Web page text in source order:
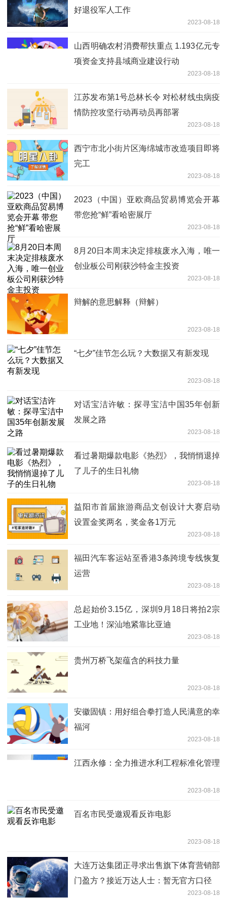
好退役军人工作
2023-08-18
山西明确农村消费帮扶重点 1.193亿元专
项资金支持县域商业建设行动
2023-08-18
江苏发布第1号总林长令 对松材线虫病疫
情防控攻坚行动再动员再部署
2023-08-18
西宁市北小街片区海绵城市改造项目即将
完工
2023-08-18
2023（中国）亚欧商品贸易博览会开幕
带您抢“鲜”看哈密展厅
2023-08-18
8月20日本周末决定排核废水入海，唯一
创业板公司刚获沙特金主投资
2023-08-18
辩解的意思解释（辩解）
2023-08-18
“七夕”佳节怎么玩？大数据又有新发现
2023-08-18
对话宝洁许敏：探寻宝洁中国35年创新
发展之路
2023-08-18
看过暑期爆款电影《热烈》，我悄悄退掉
了儿子的生日礼物
2023-08-18
益阳市首届旅游商品文创设计大赛启动
设置金奖两名，奖金各1万元
2023-08-18
福田汽车客运站至香港3条跨境专线恢复
运营
2023-08-18
总起始价3.15亿，深圳9月18日将拍2宗
工业地！深汕地紧靠比亚迪
2023-08-18
贵州万桥飞架蕴含的科技力量
2023-08-18
安徽固镇：用好组合拳打造人民满意的幸
福河
2023-08-18
江西永修：全力推进水利工程标准化管理
2023-08-18
百名市民受邀观看反诈电影
2023-08-18
大连万达集团正寻求出售旗下体育营销部
门盈方？接近万达人士：暂无官方口径
2023-08-18